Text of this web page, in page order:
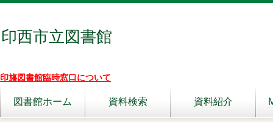
印西市立図書館
印旛図書館臨時窓口について
図書館ホーム 資料検索 資料紹介